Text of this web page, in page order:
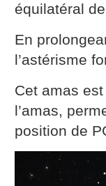
équilatéral
En
l’astérisme
Cet amas
l’amas,
position de